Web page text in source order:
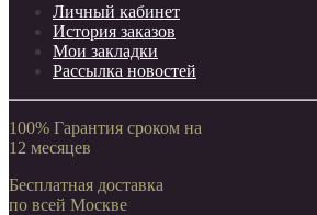
Личный кабинет
История заказов
Мои закладки
Рассылка новостей
100% Гарантия сроком на
12 месяцев
Бесплатная доставка
по всей Москве